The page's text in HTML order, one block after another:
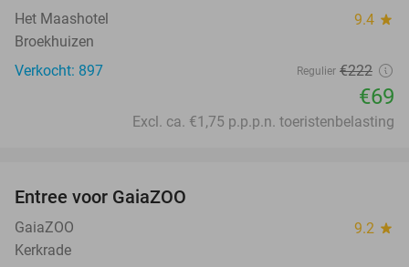
Het Maashotel 9.4 star
Broekhuizen
Verkocht: 897
Regulier €222
€69
Excl. ca. €1,75 p.p.p.n. toeristenbelasting
Entree voor GaiaZOO
GaiaZOO 9.2 star
Kerkrade